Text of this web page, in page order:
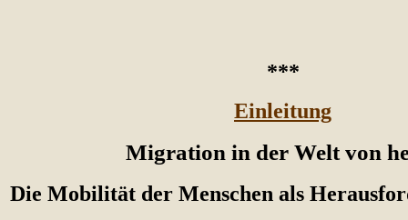
***
Einleitung
Migration in der Welt von
Die Mobilität der Menschen als